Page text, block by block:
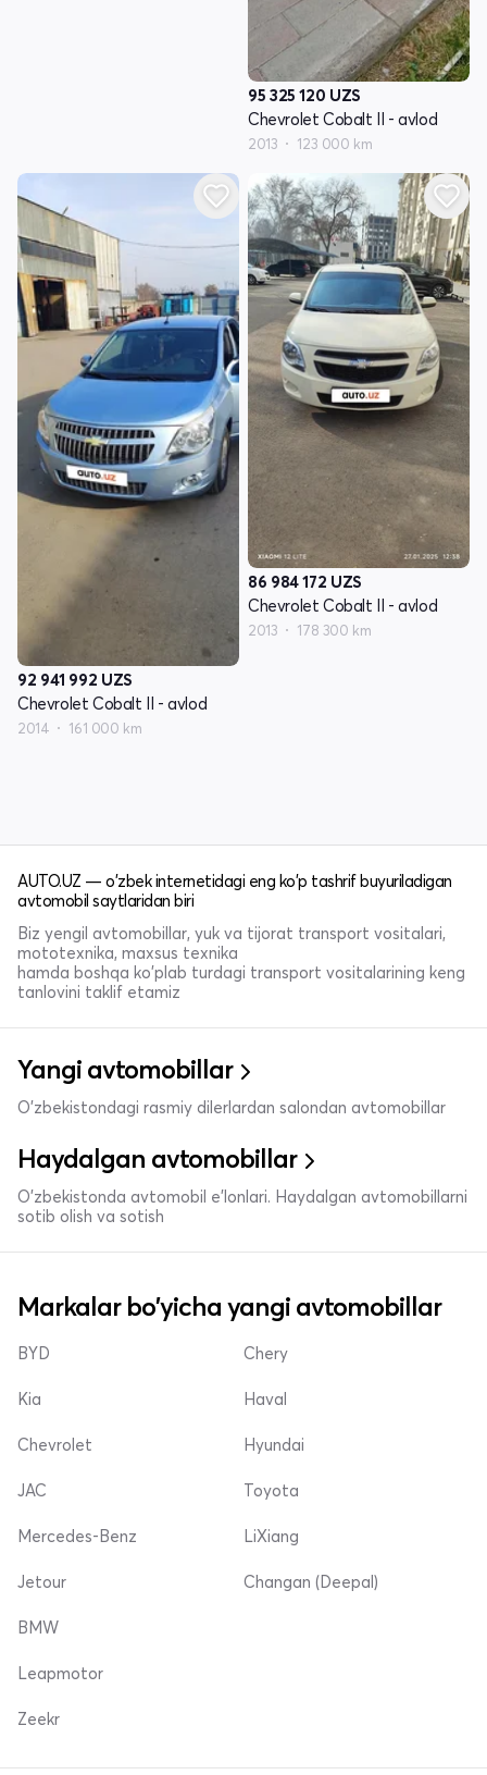
95 325 120 UZS
Chevrolet Cobalt II - avlod
2013 123 000 km
92 941 992 UZS
Chevrolet Cobalt II - avlod
2014 161 000 km
86 984 172 UZS
Chevrolet Cobalt II - avlod
2013 178 300 km
AUTO.UZ — o'zbek internetidagi eng ko'p tashrif buyuriladigan
avtomobil saytlaridan biri
Biz yengil avtomobillar, yuk va tijorat transport vositalari,
mototexnika, maxsus texnika
hamda boshqa ko'plab turdagi transport vositalarining keng
tanlovini taklif etamiz
Yangi avtomobillar
O'zbekistondagi rasmiy dilerlardan salondan avtomobillar
Haydalgan avtomobillar
O'zbekistonda avtomobil e’lonlari. Haydalgan avtomobillarni
sotib olish va sotish
Markalar bo'yicha yangi avtomobillar
BYD
Kia
Chevrolet
Chery
Haval
Hyundai
JAC
Mercedes-Benz
Jetour
Toyota
LiXiang
Changan (Deepal)
BMW
Leapmotor
Zeekr